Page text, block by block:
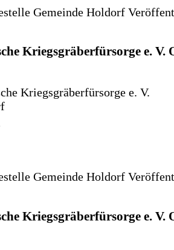
Gemeinde Holdorf
Kriegsgräberfürsorge e. V.
Gemeinde Holdorf
Kriegsgräberfürsorge e. V.